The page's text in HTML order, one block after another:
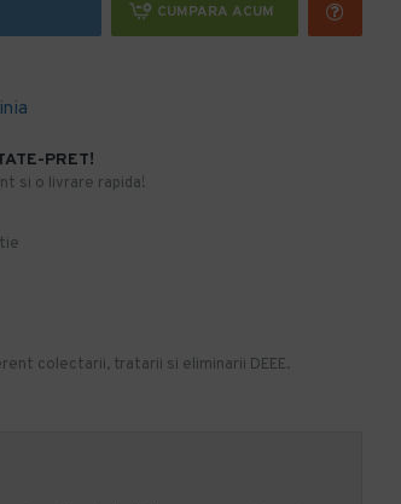
CUMPARA ACUM
PRET!
si o livrare rapida!
colectarii, tratarii si eliminarii DEEE.